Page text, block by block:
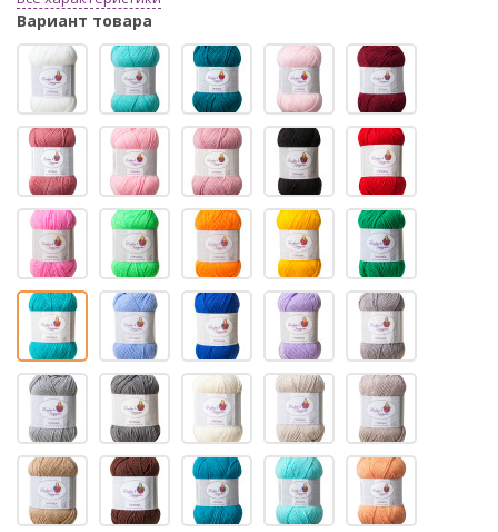
Вариант товара